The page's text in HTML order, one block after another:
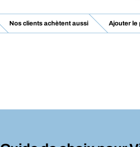
Nos clients achètent aussi Ajouter le